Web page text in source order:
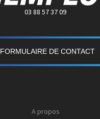
03 88 57 37 09
FORMULAIRE DE CONTACT
A propos